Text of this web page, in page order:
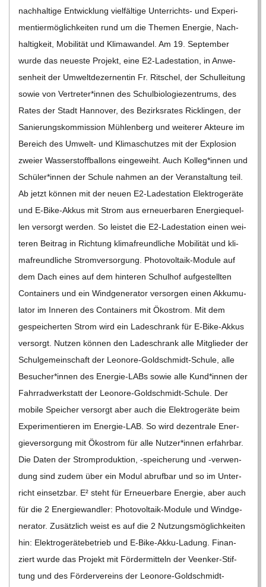
nach­hal­tige Ent­wick­lung viel­fäl­tige Unter­richts- und Expe­ri­
men­tier­mög­lich­kei­ten rund um die The­men Ener­gie, Nach­
hal­tig­keit, Mobi­li­tät und Kli­ma­wan­del. Am 19. Sep­tem­ber
wurde das neu­este Pro­jekt, eine E2-Lade­sta­­tion, in Anwe­
sen­heit der Umwelt­de­zer­nen­tin Fr. Rit­schel, der Schul­lei­tung
sowie von Vertreter*innen des Schul­bio­lo­gie­zen­trums, des
Rates der Stadt Han­no­ver, des Bezirks­ra­tes Rick­lin­gen, der
Sanie­rungs­kom­mis­sion Müh­len­berg und wei­te­rer Akteure im
Bereich des Umwelt- und Kli­ma­schut­zes mit der Explo­sion
zweier Was­ser­stoff­bal­lons ein­ge­weiht. Auch Kolleg*innen und
Schüler*innen der Schule nah­men an der Ver­an­stal­tung teil.
Ab jetzt kön­nen mit der neuen E2-Lade­sta­­tion Elek­tro­ge­räte
und E‑Bike-Akkus mit Strom aus erneu­er­ba­ren Ener­gie­quel­
len ver­sorgt wer­den. So leis­tet die E2-Lade­sta­­tion einen wei­
te­ren Bei­trag in Rich­tung kli­ma­freund­li­che Mobi­li­tät und kli­
ma­freund­li­che Strom­ver­sor­gung. Pho­­to­­vol­­taik-Module auf
dem Dach eines auf dem hin­te­ren Schul­hof auf­ge­stell­ten
Con­tai­ners und ein Wind­ge­ne­ra­tor ver­sor­gen einen Akku­mu­
la­tor im Inne­ren des Con­tai­ners mit Öko­strom. Mit dem
gespei­cher­ten Strom wird ein Lade­schrank für E‑Bike-Akkus
ver­sorgt. Nut­zen kön­nen den Lade­schrank alle Mit­glie­der der
Schul­ge­mein­schaft der Leo­­nore-Gol­d­­schmidt-Schule, alle
Besucher*innen des Ener­­gie-LABs sowie alle Kund*innen der
Fahr­rad­werk­statt der Leo­nore-Gold­schmidt-Schule. Der
mobile Spei­cher ver­sorgt aber auch die Elek­tro­ge­räte beim
Expe­ri­men­tie­ren im Ener­­gie-LAB. So wird dezen­trale Ener­
gie­ver­sor­gung mit Öko­strom für alle Nutzer*innen erfahr­bar.
Die Daten der Strom­pro­duk­tion, ‑spei­che­rung und ‑ver­wen­
dung sind zudem über ein Modul abruf­bar und so im Unter­
richt ein­setz­bar. E² steht für Erneu­er­bare Ener­gie, aber auch
für die 2 Ener­gie­wand­ler: Pho­­to­­vol­­taik-Module und Wind­ge­
ne­ra­tor. Zusätz­lich weist es auf die 2 Nut­zungs­mög­lich­kei­ten
hin: Elek­tro­ge­rä­te­be­trieb und E‑Bike-Akku-Ladung. Finan­
ziert wurde das Pro­jekt mit För­der­mit­teln der Veen­ker-Stif­­
tung und des För­der­ver­eins der Leo­­nore-Gol­d­­schmidt-